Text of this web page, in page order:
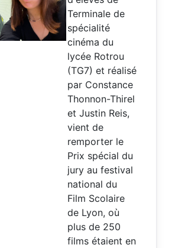
Terminale de
spécialité
cinéma du
lycée Rotrou
(TG7) et réalisé
par Constance
Thonnon-Thirel
et Justin Reis,
vient de
remporter le
Prix spécial du
jury au festival
national du
Film Scolaire
de Lyon, où
plus de 250
films étaient en